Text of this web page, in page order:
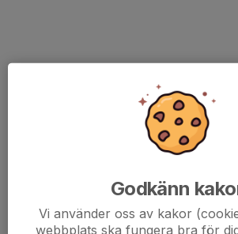
Godkänn
Vi använder oss av kakor
webbplats ska fungera bra för